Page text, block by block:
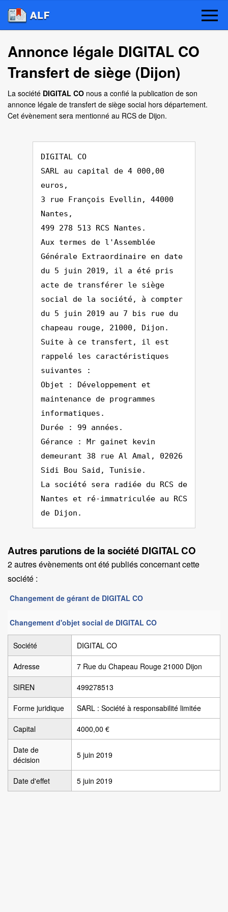
Annonce légale DIGITAL CO
Transfert de siège (Dijon)
La société DIGITAL CO nous a confié la publication de son
annonce légale de transfert de siège social hors département.
Cet évènement sera mentionné au RCS de Dijon.
DIGITAL CO
SARL au capital de 4 000,00
euros,
3 rue François Evellin, 44000
Nantes,
499 278 513 RCS Nantes.
Aux termes de l'Assemblée
Générale Extraordinaire en date
du 5 juin 2019, il a été pris
acte de transférer le siège
social de la société, à compter
du 5 juin 2019 au 7 bis rue du
chapeau rouge, 21000, Dijon.
Suite à ce transfert, il est
rappelé les caractéristiques
suivantes :
Objet : Développement et
maintenance de programmes
informatiques.
Durée : 99 années.
Gérance : Mr gainet kevin
demeurant 38 rue Al Amal, 02026
Sidi Bou Said, Tunisie.
La société sera radiée du RCS de
Nantes et ré-immatriculée au RCS
de Dijon.
Autres parutions de la société DIGITAL CO
2 autres évènements ont été publiés concernant cette
société :
Changement de gérant de DIGITAL CO
Changement d'objet social de DIGITAL CO
Société DIGITAL CO
Adresse 7 Rue du Chapeau Rouge 21000 Dijon
SIREN 499278513
Forme juridique SARL : Société à responsabilité limitée
Capital 4000,00 €
Date de
décision
5 juin 2019
Date d'effet 5 juin 2019